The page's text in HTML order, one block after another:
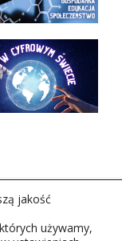
jakość
używamy,